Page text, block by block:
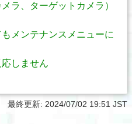
ラ、ターゲットカメラ）
メンテナンスメニューに
しません
最終更新: 2024/07/02 19:51 JST